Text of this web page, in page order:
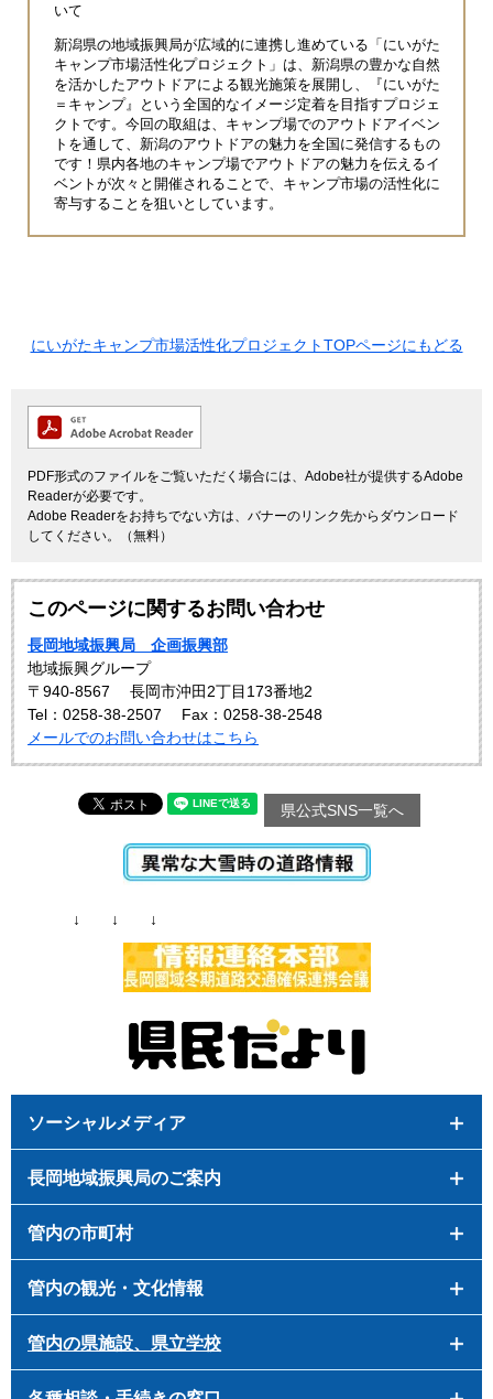
いて
新潟県の地域振興局が広域的に連携し進めている「にいがた
キャンプ市場活性化プロジェクト」は、新潟県の豊かな自然
を活かしたアウトドアによる観光施策を展開し、『にいがた
＝キャンプ』という全国的なイメージ定着を目指すプロジェ
クトです。 今回の取組は、キャンプ場でのアウトドアイベン
トを通して、新潟のアウトドアの魅力を全国に発信するもの
です！県内各地のキャンプ場でアウトドアの魅力を伝えるイ
ベントが次々と開催されることで、キャンプ市場の活性化に
寄与することを狙いとしています。
にいがたキャンプ市場活性化プロジェクトTOPページにもどる
PDF形式のファイルをご覧いただく場合には、Adobe社が提供するAdobe
Readerが必要です。
Adobe Readerをお持ちでない方は、バナーのリンク先からダウンロード
してください。（無料）
このページに関するお問い合わせ
長岡地域振興局 企画振興部
地域振興グループ
〒940-8567
長岡市沖田2丁目173番地2
Tel：0258-38-2507
Fax：0258-38-2548
メールでのお問い合わせはこちら
県公式SNS一覧へ
↓ ↓ ↓
ソーシャルメディア
長岡地域振興局のご案内
管内の市町村
管内の観光・文化情報
管内の県施設、県立学校